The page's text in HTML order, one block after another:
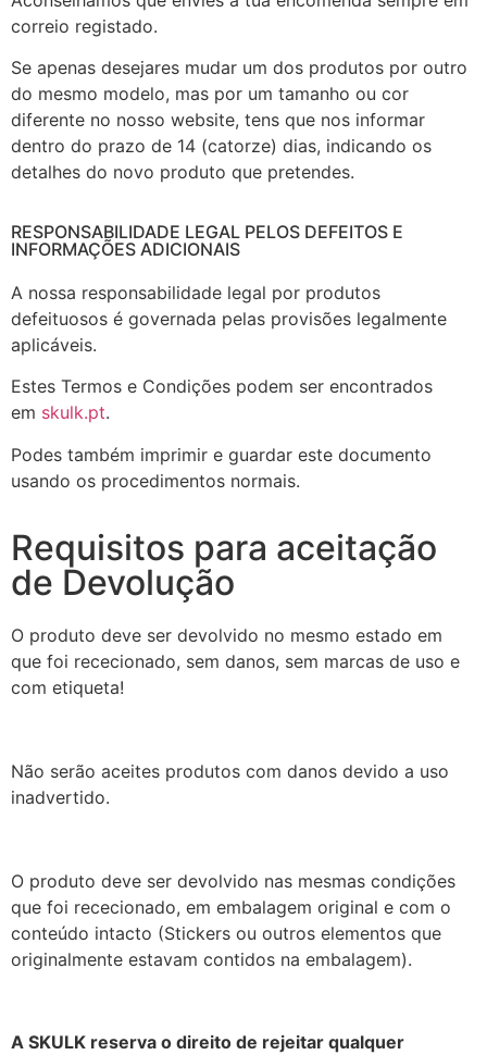
correio registado.
Se apenas desejares mudar um dos produtos por outro
do mesmo modelo, mas por um tamanho ou cor
diferente no nosso website, tens que nos informar
dentro do prazo de 14 (catorze) dias, indicando os
detalhes do novo produto que pretendes.
RESPONSABILIDADE LEGAL PELOS DEFEITOS E
INFORMAÇÕES ADICIONAIS
A nossa responsabilidade legal por produtos
defeituosos é governada pelas provisões legalmente
aplicáveis.
Estes Termos e Condições podem ser encontrados
em skulk.pt.
Podes também imprimir e guardar este documento
usando os procedimentos normais.
Requisitos para aceitação
de Devolução
O produto deve ser devolvido no mesmo estado em
que foi rececionado, sem danos, sem marcas de uso e
com etiqueta!
Não serão aceites produtos com danos devido a uso
inadvertido.
O produto deve ser devolvido nas mesmas condições
que foi rececionado, em embalagem original e com o
conteúdo intacto (Stickers ou outros elementos que
originalmente estavam contidos na embalagem).
A SKULK reserva o direito de rejeitar qualquer